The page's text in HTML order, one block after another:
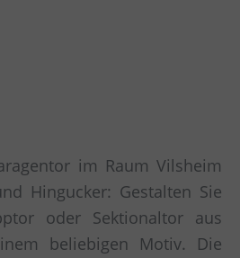
im Raum Vilsheim
Hingucker: Gestalten Sie
oder Sektionaltor aus
beliebigen Motiv. Die